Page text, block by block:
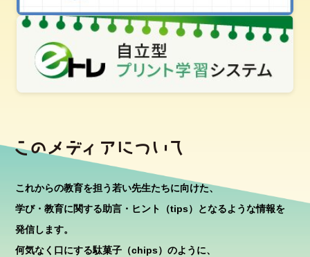
これからの教育を担う若い先生たちに向けた、
学び・教育に関する助言・ヒント（tips）となるような情報を
発信します。
何気なく口にする駄菓子（chips）のように、